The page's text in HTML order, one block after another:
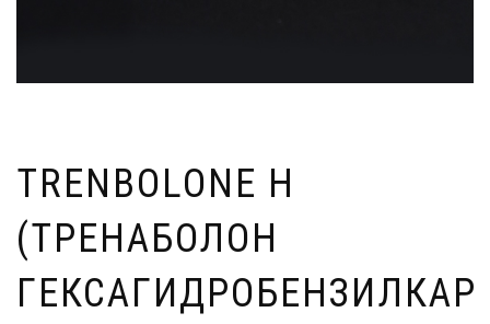
TRENBOLONE H
(ТРЕНАБОЛОН